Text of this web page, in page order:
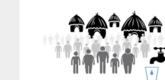
Startup
Rom
Adlershofs Boreal
Startups in Deutschland